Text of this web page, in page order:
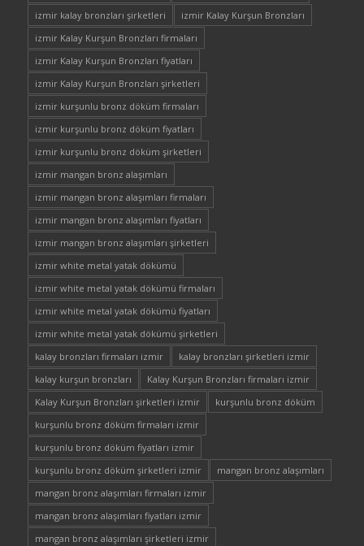
izmir kalay bronzları şirketleri
izmir Kalay Kurşun Bronzları
izmir Kalay Kurşun Bronzları firmaları
izmir Kalay Kurşun Bronzları fiyatları
izmir Kalay Kurşun Bronzları şirketleri
izmir kurşunlu bronz döküm firmaları
izmir kurşunlu bronz döküm fiyatları
izmir kurşunlu bronz döküm şirketleri
izmir mangan bronz alaşımları
izmir mangan bronz alaşımları firmaları
izmir mangan bronz alaşımları fiyatları
izmir mangan bronz alaşımları şirketleri
izmir white metal yatak dökümü
izmir white metal yatak dökümü firmaları
izmir white metal yatak dökümü fiyatları
izmir white metal yatak dökümü şirketleri
kalay bronzları firmaları izmir
kalay bronzları şirketleri izmir
kalay kurşun bronzları
Kalay Kurşun Bronzları firmaları izmir
Kalay Kurşun Bronzları şirketleri izmir
kurşunlu bronz döküm
kurşunlu bronz döküm firmaları izmir
kurşunlu bronz döküm fiyatları izmir
kurşunlu bronz döküm şirketleri izmir
mangan bronz alaşımları
mangan bronz alaşımları firmaları izmir
mangan bronz alaşımları fiyatları izmir
mangan bronz alaşımları şirketleri izmir